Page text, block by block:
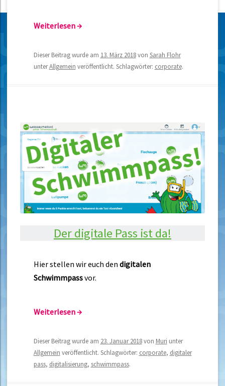
Weiterlesen→
Dieser Beitrag wurde am 13. März 2018von Sarah Flohr
unterAllgemein veröffentlicht. Schlagwörter: corporate.
Der digitale Pass ist da!
Hier stellen wir euch den digitalen
Schwimmpassvor.
Weiterlesen→
Dieser Beitrag wurde am 23. Januar 2018von Muri unter
Allgemein veröffentlicht. Schlagwörter: corporate, digitaler
pass, digitalisierung, schwimmpass.